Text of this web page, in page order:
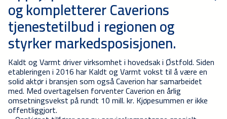
og kompletterer Caverions
tjenestetilbud i regionen og
styrker markedsposisjonen.
Kaldt og Varmt driver virksomhet i hovedsak i Østfold. Siden
etableringen i 2016 har Kaldt og Varmt vokst til å være en
solid aktør i bransjen som også Caverion har samarbeidet
med. Med overtagelsen forventer Caverion en årlig
omsetningsvekst på rundt 10 mill. kr. Kjøpesummen er ikke
offentliggjort.